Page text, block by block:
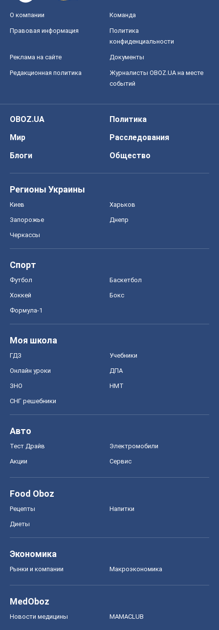
О компании Команда
Правовая информация
Политика
конфиденциальности
Реклама на сайте Документы
Редакционная политика
Журналисты OBOZ.UA на месте
событий
OBOZ.UA
Политика
Мир
Расследования
Блоги
Общество
Регионы Украины
Киев Харьков
Запорожье Днепр
Черкассы
Спорт
Футбол Баскетбол
Хоккей Бокс
Формула-1
Моя школа
ГДЗ Учебники
Онлайн уроки ДПА
ЗНО НМТ
СНГ решебники
Авто
Тест Драйв Электромобили
Акции Сервис
Food Oboz
Рецепты Напитки
Диеты
Экономика
Рынки и компании Mакроэкономика
MedOboz
Новости медицины MAMACLUB